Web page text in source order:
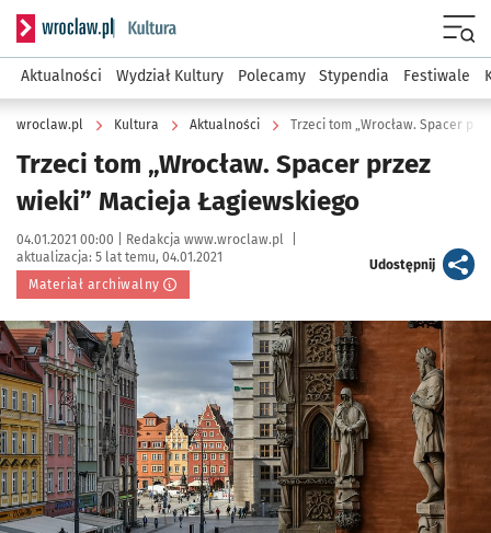
Serwis informacyjny wroclaw.pl podserwis: Kultura
Aktualności Wydział Kultury Polecamy Stypendia Festiwale
wroclaw.pl Kultura Aktualności Trzeci tom „Wrocław. Spacer
Trzeci tom „Wrocław. Spacer przez
wieki” Macieja Łagiewskiego
Data publikacji:
04.01.2021 00:00 | Autor:
Redakcja www.wroclaw.pl
aktualizacja: 5 lat temu, 04.01.2021
Materiał archiwalny
Udostępnijartykuł
Kliknij, aby powiększyć